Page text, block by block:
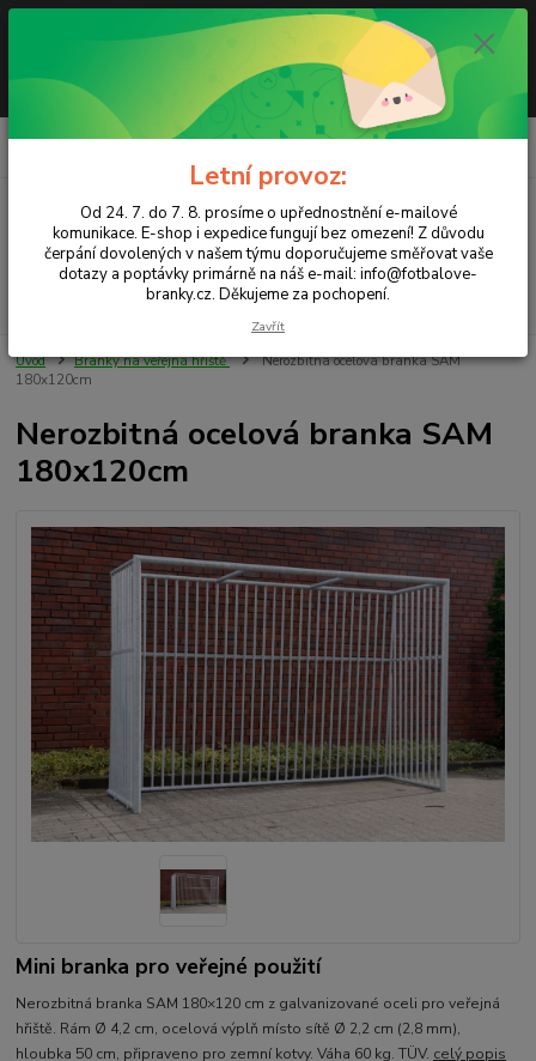
Letní provoz: Od 24. 7. do 7. 8. prosíme o upřednostnění e-mailové
komunikace. E-shop i expedice fungují bez omezení! Z důvodu čerpání
dovolených v našem týmu doporučujeme směřovat vaše dotazy a
poptávky primárně na náš e-mail info@fotbalove-branky.cz. Děkujeme za
pochopení.
Menu
0ks
Úvod Branky na veřejná hřiště
Nerozbitná ocelová branka SAM
180x120cm
Nerozbitná ocelová branka SAM
180x120cm
Mini branka pro veřejné použití
Nerozbitná branka SAM 180×120 cm z galvanizované oceli pro veřejná
hřiště. Rám Ø 4,2 cm, ocelová výplň místo sítě Ø 2,2 cm (2,8 mm),
hloubka 50 cm, připraveno pro zemní kotvy. Váha 60 kg. TÜV. celý popis
Letní provoz:
Od 24. 7. do 7. 8. prosíme o upřednostnění e-mailové
komunikace. E-shop i expedice fungují bez omezení! Z důvodu
čerpání dovolených v našem týmu doporučujeme směřovat vaše
dotazy a poptávky primárně na náš e-mail: info@fotbalove-
branky.cz. Děkujeme za pochopení.
Zavřít